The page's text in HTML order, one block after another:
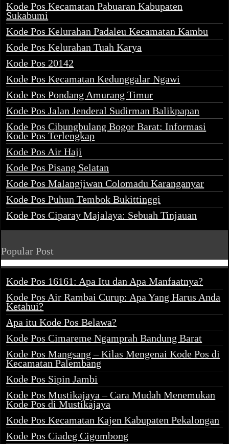
Kode Pos Kecamatan Pabuaran Kabupaten
Sukabumi
Kode Pos Kelurahan Padaleu Kecamatan Kambu
Kode Pos Kelurahan Tuah Karya
Kode Pos 20142
Kode Pos Kecamatan Kedunggalar Ngawi
Kode Pos Pondang Amurang Timur
Kode Pos Jalan Jenderal Sudirman Balikpapan
Kode Pos Cibungbulang Bogor Barat: Informasi
Kode Pos Terlengkap
Kode Pos Air Haji
Kode Pos Pisang Selatan
Kode Pos Malangjiwan Colomadu Karanganyar
Kode Pos Puhun Tembok Bukittinggi
Kode Pos Ciparay Majalaya: Sebuah Tinjauan
Popular Post
Kode Pos 16161: Apa Itu dan Apa Manfaatnya?
Kode Pos Air Rambai Curup: Apa Yang Harus Anda
Ketahui?
Apa itu Kode Pos Belawa?
Kode Pos Cimareme Ngamprah Bandung Barat
Kode Pos Mangsang – Kilas Mengenai Kode Pos di
Kecamatan Palembang
Kode Pos Sipin Jambi
Kode Pos Mustikajaya – Cara Mudah Menemukan
Kode Pos di Mustikajaya
Kode Pos Kecamatan Kajen Kabupaten Pekalongan
Kode Pos Ciadeg Cigombong